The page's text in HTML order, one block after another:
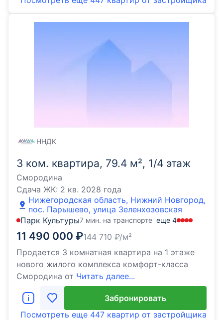
3 ком. квартира, 79.4 м², 1/4 этаж
Смородина
Сдача ЖК: 2 кв. 2028 года
Нижегородская область, Нижний Новгород,
пос. Парышево, улица Зеленхозовская
Парк Культуры7 мин. на транспорте еще 4
11 490 000 ₽144 710 ₽/м²
Продается 3 комнатная квартира на 1 этаже
нового жилого комплекса комфорт-класса
Cмородина от Читать далее...
ННДК
Забронировать
Посмотреть еще 447 квартир от застройщика